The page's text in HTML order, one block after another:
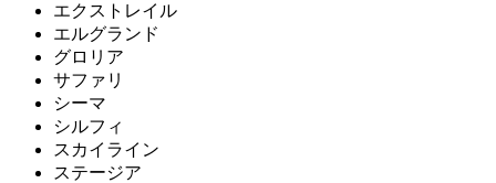
エクストレイル
エルグランド
グロリア
サファリ
シーマ
シルフィ
スカイライン
ステージア